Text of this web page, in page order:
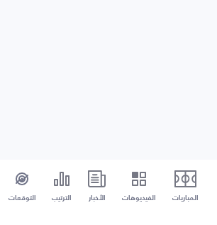
المباريات الفيديوهات الأخبار الترتيب التوقعات